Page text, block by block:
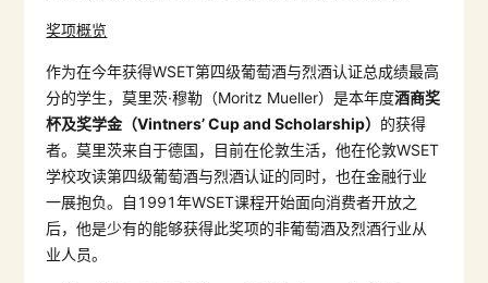
奖项概览
作为在今年获得WSET第四级葡萄酒与烈酒认证总成绩最高
分的学生，莫里茨·穆勒（Moritz Mueller）是本年度酒商奖
杯及奖学金（Vintners’ Cupand Scholarship） 的获得
者。莫里茨来自于德国，目前在伦敦生活，他在伦敦WSET
学校攻读第四级葡萄酒与烈酒认证的同时，也在金融行业
一展抱负。自1991年WSET课程开始面向消费者开放之
后，他是少有的能够获得此奖项的非葡萄酒及烈酒行业从
业人员。